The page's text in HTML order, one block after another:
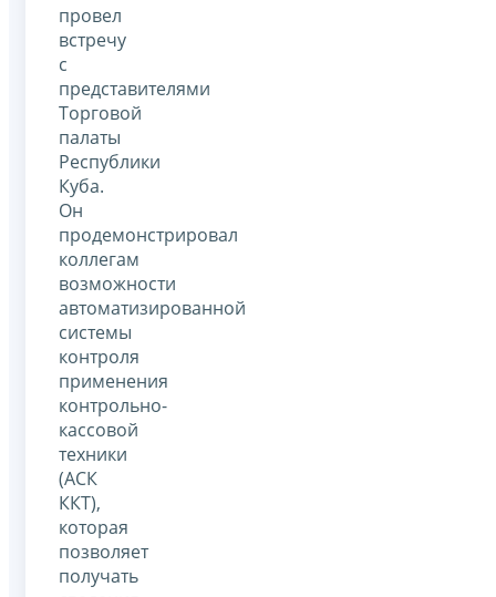
провел
встречу
с
представителями
Торговой
палаты
Республики
Куба.
Он
продемонстрировал
коллегам
возможности
автоматизированной
системы
контроля
применения
контрольно-
кассовой
техники
(АСК
ККТ),
которая
позволяет
получать